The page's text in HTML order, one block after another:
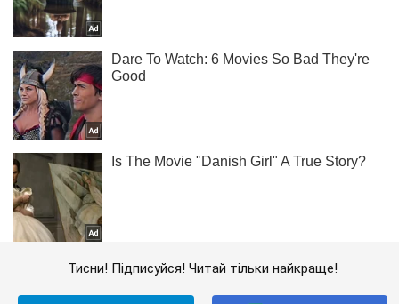
Тисни! Підписуйся! Читай тільки найкраще!